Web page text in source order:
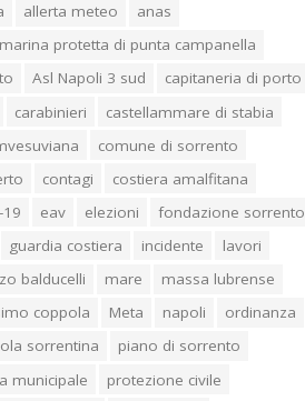
allerta meteo
anas
protetta di punta campanella
Asl Napoli 3 sud
capitaneria di porto
carabinieri
castellammare di stabia
comune di sorrento
contagi
costiera amalfitana
19
eav elezioni
fondazione sorrento
guardia costiera incidente
lavori
balducelli
mare
massa lubrense
coppola
Meta napoli
ordinanza
sorrentina
piano di sorrento
municipale
protezione civile